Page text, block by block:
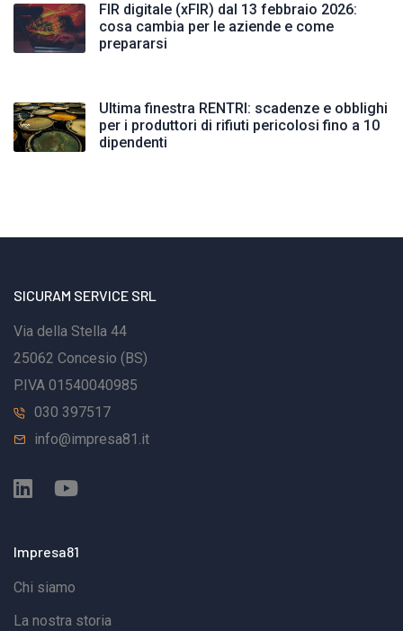
FIR digitale (xFIR) dal 13 febbraio 2026:
cosa cambia per le aziende e come
prepararsi
Ultima finestra RENTRI: scadenze e obblighi
per i produttori di rifiuti pericolosi fino a 10
dipendenti
SICURAM SERVICE SRL
Via della Stella 44
25062 Concesio (BS)
P.IVA 01540040985
030 397517
info@impresa81.it
Impresa81
Chi siamo
La nostra storia